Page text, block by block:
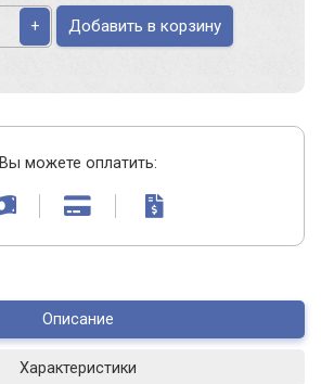
+ Добавить в корзину
Вы можете оплатить:
Описание
Характеристики